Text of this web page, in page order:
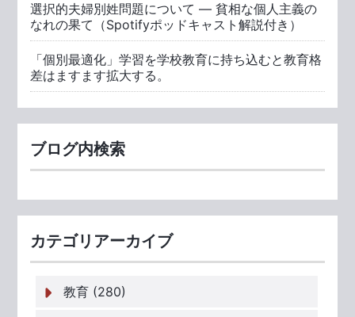
選択的夫婦別姓問題について ― 貧相な個人主義の
なれの果て（Spotifyポッドキャスト解説付き）
「個別最適化」学習を学校教育に持ち込むと教育格
差はますます拡大する。
ブログ内検索
カテゴリアーカイブ
教育 (280)